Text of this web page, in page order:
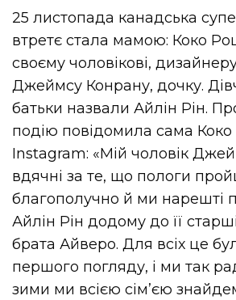
25 листопада канадська
втретє стала мамою: Коко
своєму чоловікові, дизайнеру
Джеймсу Конрану, дочку.
батьки назвали Айлін Рін.
подію повідомила сама Коко
Instagram: «Мій чоловік
вдячні за те, що пологи
благополучно й ми нарешті
Айлін Рін додому до її
брата Айверо. Для всіх це
першого погляду, і ми так
зими ми всією сім’єю